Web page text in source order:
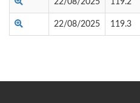
22/08/2025 119.2
22/08/2025 119.3